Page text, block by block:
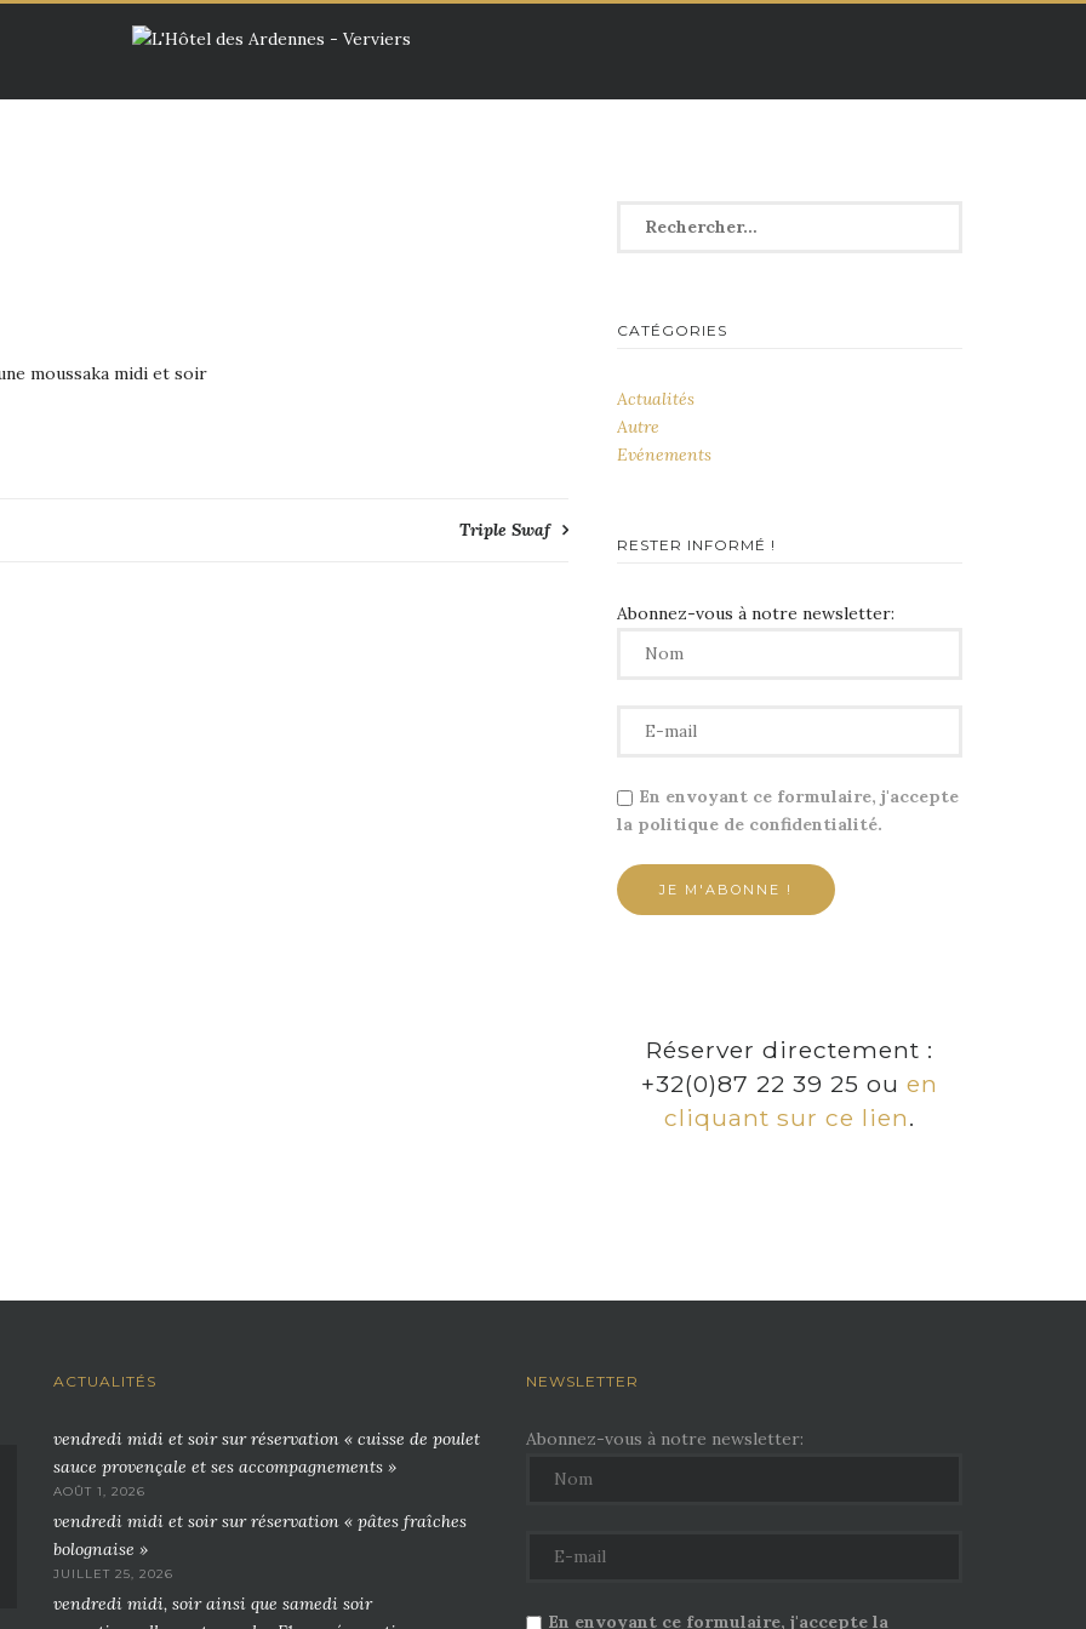
moussaka midi et soir
Triple Swaf
CATÉGORIES
Actualités
Autre
Evénements
RESTER INFORMÉ !
Abonnez-vous à notre newsletter:
En envoyant ce formulaire, j'accepte
la politique de confidentialité.
Réserver directement :
+32(0)87 22 39 25 ou en
cliquant sur ce lien.
ACTUALITÉS
vendredi midi et soir sur réservation « cuisse de poulet
sauce provençale et ses accompagnements »
AOÛT 1, 2026
vendredi midi et soir sur réservation « pâtes fraîches
bolognaise »
JUILLET 25, 2026
vendredi midi, soir ainsi que samedi soir
NEWSLETTER
Abonnez-vous à notre newsletter:
En envoyant ce formulaire, j'accepte la